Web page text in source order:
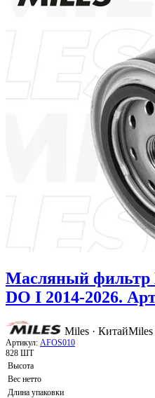
Масляный фильтр
DO I 2014-2026.
Miles · Китай
Артикул: AFOS010
828 ШТ
Высота
Вес нетто
Длина упаковки